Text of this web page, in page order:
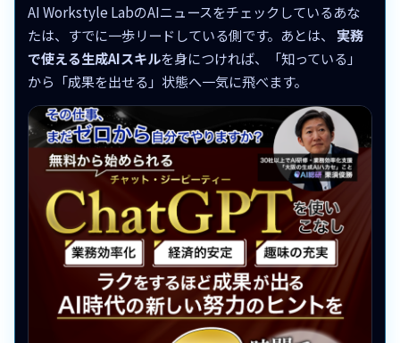
AI Workstyle LabのAIニュースをチェックしているあな
たは、すでに一歩リードしている側です。あとは、 実務
で使える生成AIスキルを身につければ、「知っている」
から「成果を出せる」状態へ一気に飛べます。